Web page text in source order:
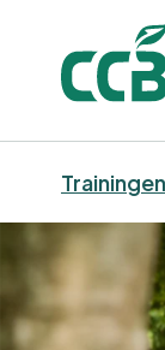
Trainingen